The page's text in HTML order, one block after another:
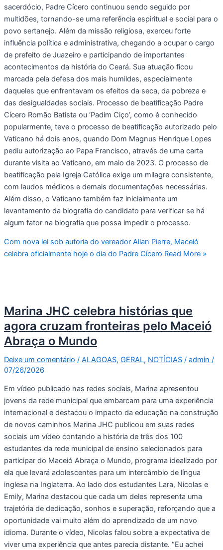
sacerdócio, Padre Cícero continuou sendo seguido por
multidões, tornando-se uma referência espiritual e social para o
povo sertanejo. Além da missão religiosa, exerceu forte
influência política e administrativa, chegando a ocupar o cargo
de prefeito de Juazeiro e participando de importantes
acontecimentos da história do Ceará. Sua atuação ficou
marcada pela defesa dos mais humildes, especialmente
daqueles que enfrentavam os efeitos da seca, da pobreza e
das desigualdades sociais. Processo de beatificação Padre
Cícero Romão Batista ou ‘Padim Ciço’, como é conhecido
popularmente, teve o processo de beatificação autorizado pelo
Vaticano há dois anos, quando Dom Magnus Henrique Lopes
pediu autorização ao Papa Francisco, através de uma carta
durante visita ao Vaticano, em maio de 2023. O processo de
beatificação pela Igreja Católica exige um milagre consistente,
com laudos médicos e demais documentações necessárias.
Além disso, o Vaticano também faz inicialmente um
levantamento da biografia do candidato para verificar se há
algum fator na biografia que possa impedir o processo.
Com nova lei sob autoria do vereador Allan Pierre, Maceió
celebra oficialmente hoje o dia do Padre Cícero Read More »
Marina JHC celebra histórias que
agora cruzam fronteiras pelo Maceió
Abraça o Mundo
Deixe um comentário / ALAGOAS, GERAL, NOTÍCIAS / admin /
07/26/2026
Em vídeo publicado nas redes sociais, Marina apresentou
jovens da rede municipal que embarcam para uma experiência
internacional e destacou o impacto da educação na construção
de novos caminhos Marina JHC publicou em suas redes
sociais um vídeo contando a história de três dos 100
estudantes da rede municipal de ensino selecionados para
participar do Maceió Abraça o Mundo, programa idealizado por
ela que levará adolescentes para um intercâmbio de língua
inglesa na Inglaterra. Ao lado dos estudantes Lara, Nicolas e
Emily, Marina destacou que cada um deles representa uma
trajetória de dedicação, sonhos e superação, reforçando que a
oportunidade vai muito além do aprendizado de um novo
idioma. Durante o vídeo, Nicolas falou sobre a expectativa de
viver uma experiência que antes parecia distante. “Eu achei